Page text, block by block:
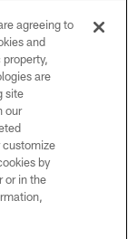
agreeing to
and
are
site
our
customize
by
or in the